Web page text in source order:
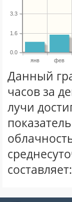
янв фев
0.0
1.6
3.3
Данный
часов за
лучи
составляет: